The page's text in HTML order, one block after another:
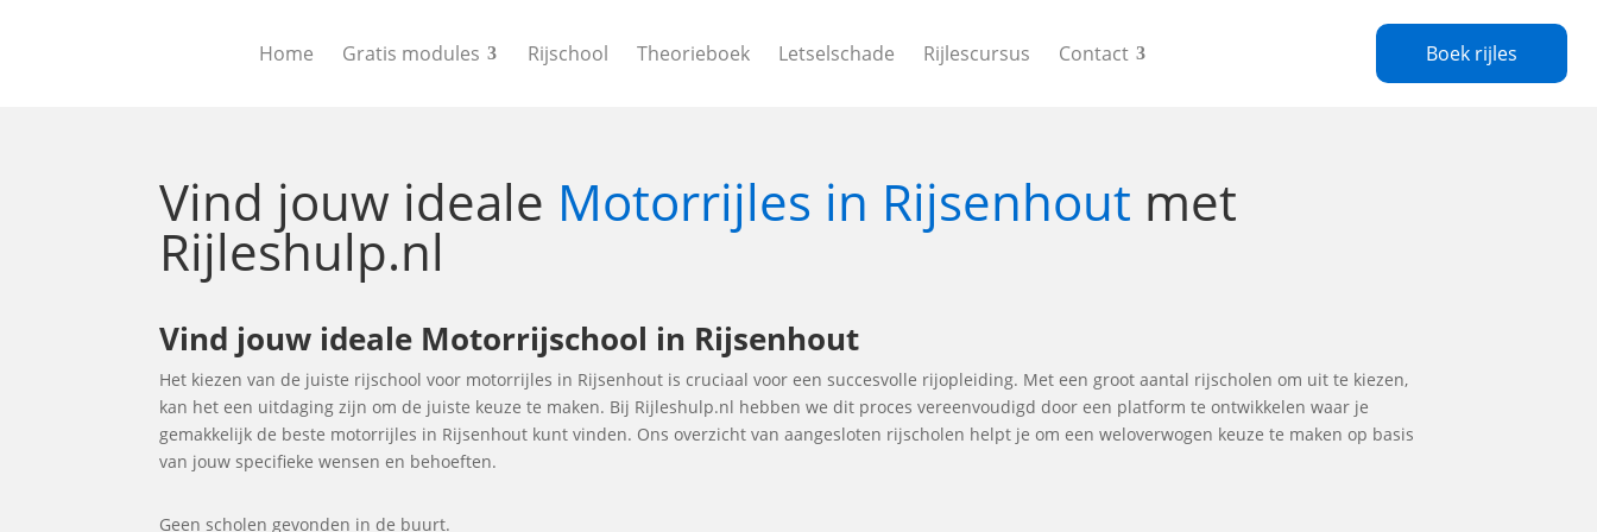
Home Gratis modules Rijschool Theorieboek Letselschade Rijlescursus Contact Boek rijles
Vind jouw ideale Motorrijles in Rijsenhout met
Rijleshulp.nl
Vind jouw ideale Motorrijschool in Rijsenhout
Het kiezen van de juiste rijschool voor motorrijles in Rijsenhout is cruciaal voor een succesvolle rijopleiding. Met een groot aantal rijscholen om uit te kiezen,
kan het een uitdaging zijn om de juiste keuze te maken. Bij Rijleshulp.nl hebben we dit proces vereenvoudigd door een platform te ontwikkelen waar je
gemakkelijk de beste motorrijles in Rijsenhout kunt vinden. Ons overzicht van aangesloten rijscholen helpt je om een weloverwogen keuze te maken op basis
van jouw specifieke wensen en behoeften.
Geen scholen gevonden in de buurt.